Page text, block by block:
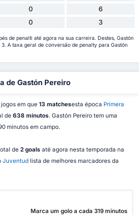
0 6
0 3
de penalti até agora na sua carreira. Destes, Gastón
A taxa geral de conversão de penalty para Gastón
de Gastón Pereiro
em que 13 matchesesta época Primera
de 638 minutos. Gastón Pereiro tem uma
minutos em campo.
de 2 goals até agora nesta temporada na
Juventudlista de melhores marcadores da
Marca um golo a cada 319 minutos